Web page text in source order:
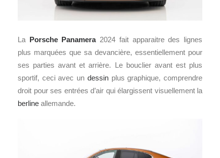
La Porsche Panamera2024 fait apparaitre des lignes
plus marquées que sa devancière, essentiellement pour
ses parties avant et arrière. Le bouclier avant est plus
sportif, ceci avec un dessinplus graphique, comprendre
droit pour ses entrées d’air qui élargissent visuellement la
berline allemande.